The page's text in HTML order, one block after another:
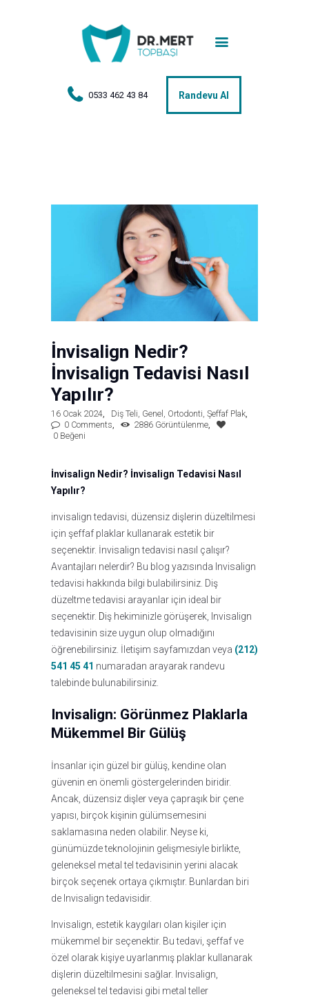
0533 462 43 84 Randevu Al
Anasayfa
Tedaviler
Hakkımda
İnvisalign Nedir?
İnvisalign Tedavisi Nasıl
Yapılır?
16 Ocak 2024 Diş Teli, Genel , Ortodonti,Şeffaf Plak
0 Comments 2886 Görüntülenme
0 Beğeni
İnvisalign Nedir? İnvisalign Tedavisi Nasıl
Yapılır?
invisalign tedavisi, düzensiz dişlerin düzeltilmesi
için şeffaf plaklar kullanarak estetik bir
seçenektir. İnvisalign tedavisi nasıl çalışır?
Avantajları nelerdir? Bu blog yazısında Invisalign
tedavisi hakkında bilgi bulabilirsiniz. Diş
düzeltme tedavisi arayanlar için ideal bir
seçenektir. Diş hekiminizle görüşerek, Invisalign
tedavisinin size uygun olup olmadığını
öğrenebilirsiniz. İletişim sayfamızdan veya (212)
541 45 41 numaradan arayarak randevu
talebinde bulunabilirsiniz.
Invisalign: Görünmez Plaklarla
Mükemmel Bir Gülüş
İnsanlar için güzel bir gülüş, kendine olan
güvenin en önemli göstergelerinden biridir.
Ancak, düzensiz dişler veya çapraşık bir çene
yapısı, birçok kişinin gülümsemesini
saklamasına neden olabilir. Neyse ki,
günümüzde teknolojinin gelişmesiyle birlikte,
geleneksel metal tel tedavisinin yerini alacak
birçok seçenek ortaya çıkmıştır. Bunlardan biri
de Invisalign tedavisidir.
Invisalign, estetik kaygıları olan kişiler için
mükemmel bir seçenektir. Bu tedavi, şeffaf ve
özel olarak kişiye uyarlanmış plaklar kullanarak
dişlerin düzeltilmesini sağlar. Invisalign,
geleneksel tel tedavisi gibi metal teller